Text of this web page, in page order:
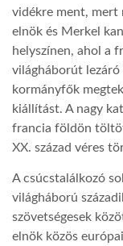
LINKTR.EE
GLOBOZSARU
DOBRAVERO.HU
GLOBOBOOK
vidékre ment, mert
elnök és Merkel
helyszínen, ahol a
világháborút lezáró
kormányfők
kiállítást. A nagy
francia földön
XX. század véres
A csúcstalálkozó
világháború
szövetségesek
elnök közös